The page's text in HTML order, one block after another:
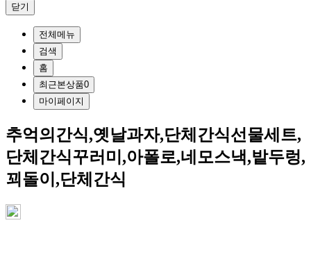
닫기
전체메뉴
검색
홈
최근본상품0
마이페이지
추억의간식,옛날과자,단체간식선물세트,
단체간식꾸러미,아폴로,네모스낵,밭두렁,
꾀돌이,단체간식